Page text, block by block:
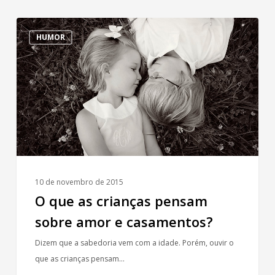
HUMOR
O
que
as
crianças
pensam
sobre
amor
e
casamentos?
10 de novembro de 2015
O que as crianças pensam
sobre amor e casamentos?
Dizem que a sabedoria vem com a idade. Porém, ouvir o
que as crianças pensam…